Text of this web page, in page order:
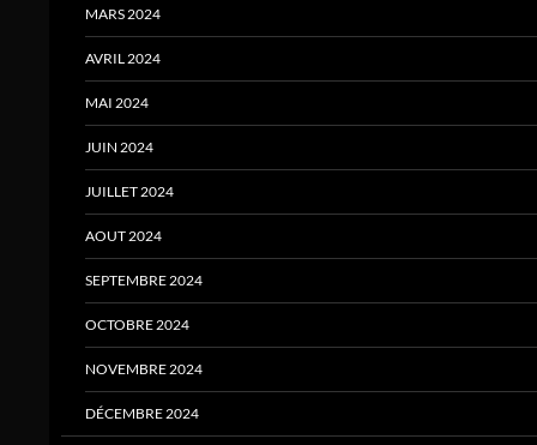
MARS 2024
AVRIL 2024
MAI 2024
JUIN 2024
JUILLET 2024
AOUT 2024
SEPTEMBRE 2024
OCTOBRE 2024
NOVEMBRE 2024
DÉCEMBRE 2024